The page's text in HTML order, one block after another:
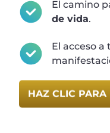
El camino
de vida.
El acceso a
HAZ CLIC PARA